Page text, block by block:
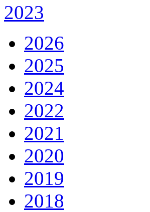
2023
2026
2025
2024
2022
2021
2020
2019
2018